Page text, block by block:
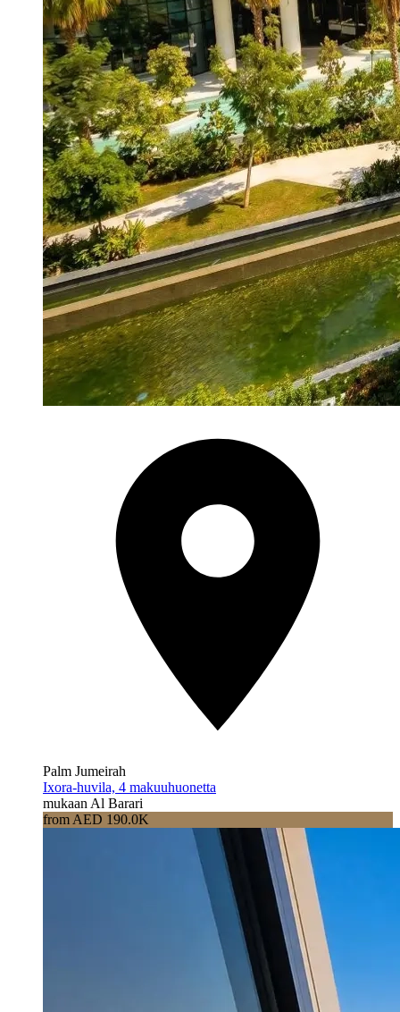
Palm Jumeirah
Ixora-huvila, 4 makuuhuonetta
mukaan Al Barari
from AED 190.0K